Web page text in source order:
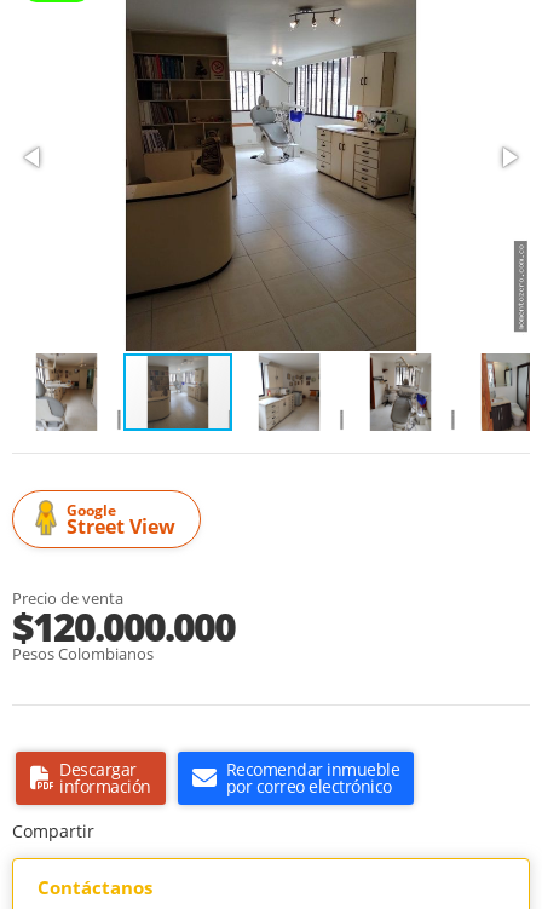
Google
Street View
Precio de venta
$120.000.000
Pesos Colombianos
Descargar
información
Recomendar inmueble
por correo electrónico
Compartir
Contáctanos